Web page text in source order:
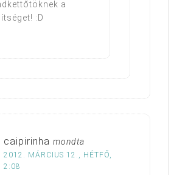
a
:D
caipirinha mondta
2012. MÁRCIUS 12., HÉTFŐ,
2:08